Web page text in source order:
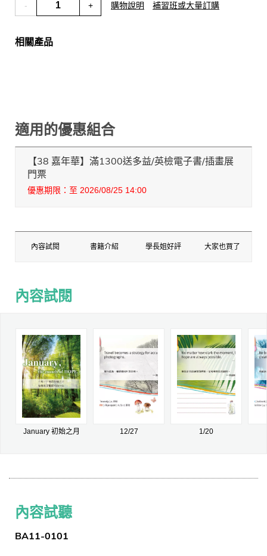
- + 購物說明 補習班或大量訂購
相關產品
適用的優惠組合
【38 嘉年華】滿1300送多益/英檢電子書/插畫展
門票
優惠期限：至 2026/08/25 14:00
內容試閱 書籍介紹 學長姐好評 大家也買了
內容試閱
January 初始之月 12/27 1/20
內容試聽
BA11-0101